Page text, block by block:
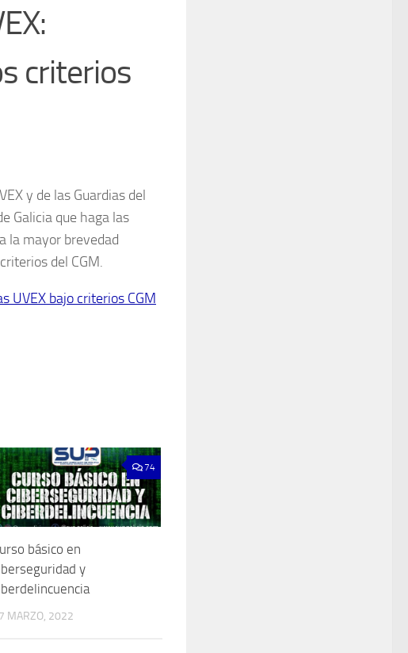
criterios
y de las Guardias del
Galicia que haga las
la mayor brevedad
del CGM.
UVEX bajo criterios CGM
74
básico en
y
MARZO, 2022